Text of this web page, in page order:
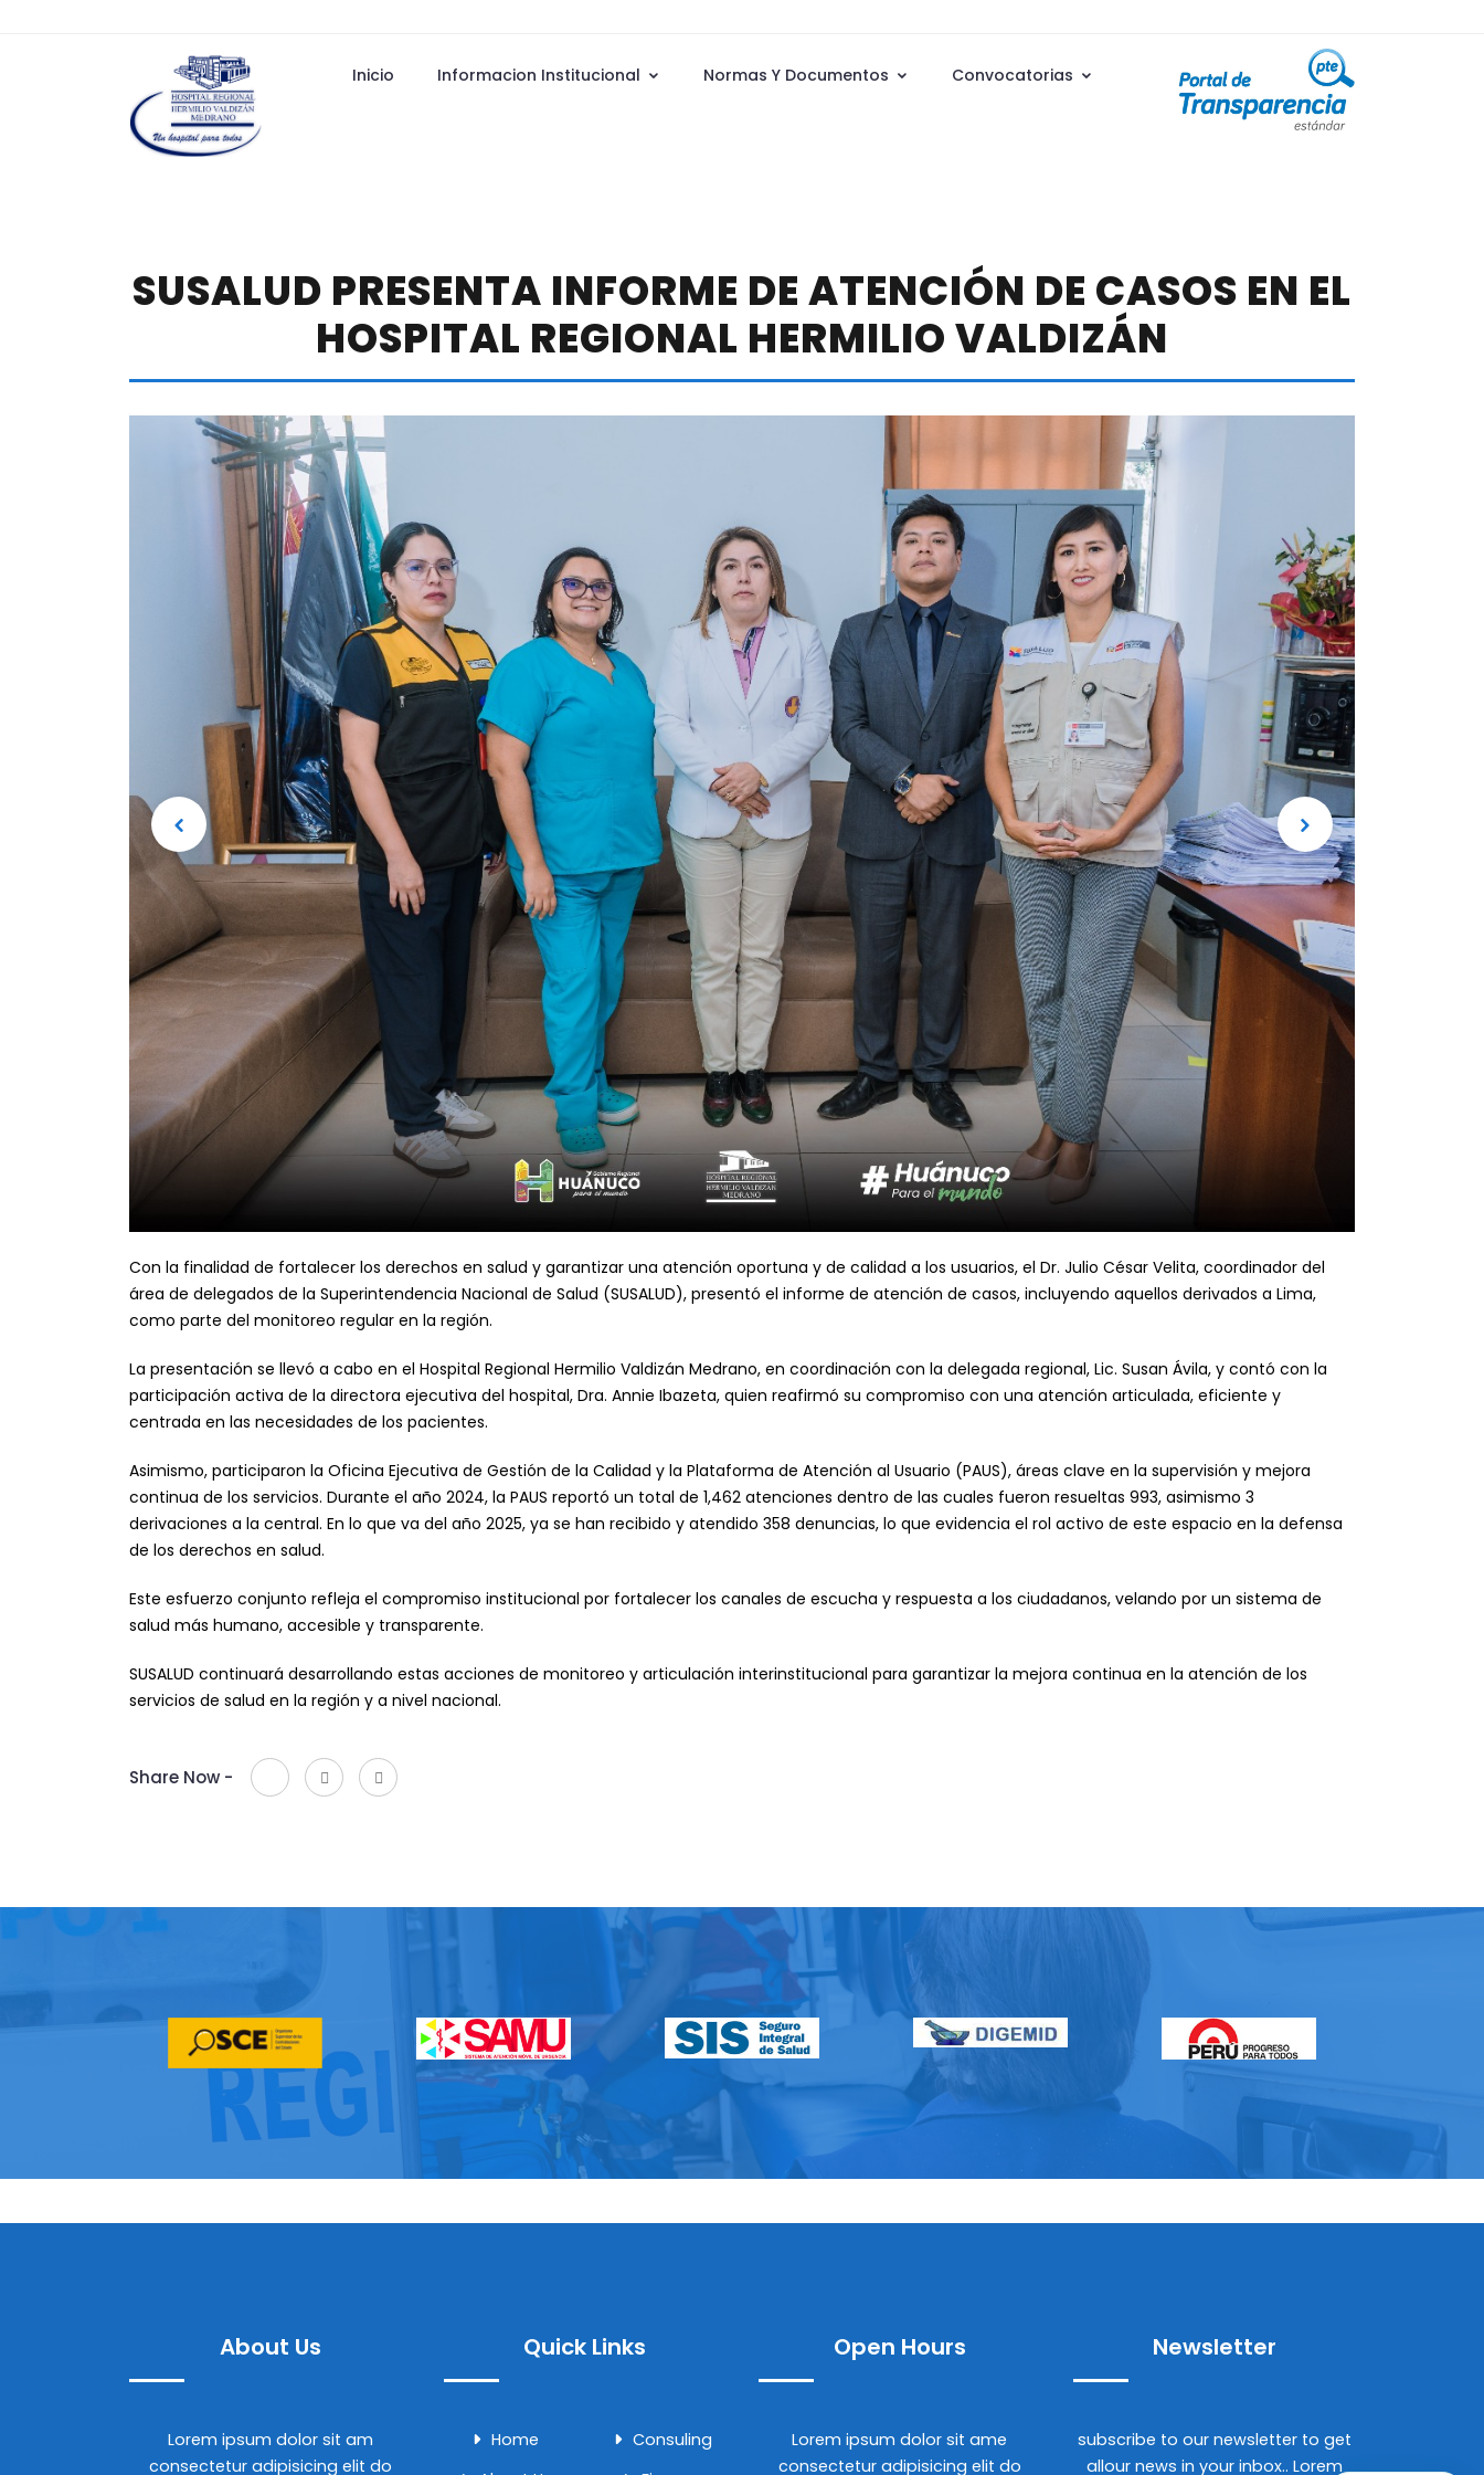
Inicio Informacion Institucional Normas Y Documentos Convocatorias
SUSALUD PRESENTA INFORME DE ATENCIÓN DE CASOS EN EL
HOSPITAL REGIONAL HERMILIO VALDIZÁN
Con la finalidad de fortalecer los derechos en salud y garantizar una atención oportuna y de calidad a los usuarios, el Dr. Julio César Velita, coordinador del
área de delegados de la Superintendencia Nacional de Salud (SUSALUD), presentó el informe de atención de casos, incluyendo aquellos derivados a Lima,
como parte del monitoreo regular en la región.
La presentación se llevó a cabo en el Hospital Regional Hermilio Valdizán Medrano, en coordinación con la delegada regional, Lic. Susan Ávila, y contó con la
participación activa de la directora ejecutiva del hospital, Dra. Annie Ibazeta, quien reafirmó su compromiso con una atención articulada, eficiente y
centrada en las necesidades de los pacientes.
Asimismo, participaron la Oficina Ejecutiva de Gestión de la Calidad y la Plataforma de Atención al Usuario (PAUS), áreas clave en la supervisión y mejora
continua de los servicios. Durante el año 2024, la PAUS reportó un total de 1,462 atenciones dentro de las cuales fueron resueltas 993, asimismo 3
derivaciones a la central. En lo que va del año 2025, ya se han recibido y atendido 358 denuncias, lo que evidencia el rol activo de este espacio en la defensa
de los derechos en salud.
Este esfuerzo conjunto refleja el compromiso institucional por fortalecer los canales de escucha y respuesta a los ciudadanos, velando por un sistema de
salud más humano, accesible y transparente.
SUSALUD continuará desarrollando estas acciones de monitoreo y articulación interinstitucional para garantizar la mejora continua en la atención de los
servicios de salud en la región y a nivel nacional.
Share Now -
About Us
Lorem ipsum dolor sit am
consectetur adipisicing elit do
Quick Links
Home
Consuling
Open Hours
Lorem ipsum dolor sit ame
consectetur adipisicing elit do
Newsletter
subscribe to our newsletter to get
allour news in your inbox.. Lorem